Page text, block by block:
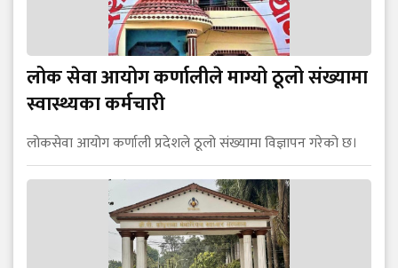
लोक सेवा आयोग कर्णालीले माग्यो ठूलो संख्यामा
स्वास्थ्यका कर्मचारी
लोकसेवा आयोग कर्णाली प्रदेशले ठूलो संख्यामा विज्ञापन गरेको छ।